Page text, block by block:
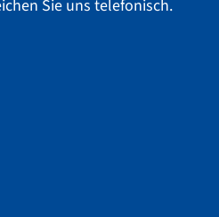
Sie uns telefonisch.